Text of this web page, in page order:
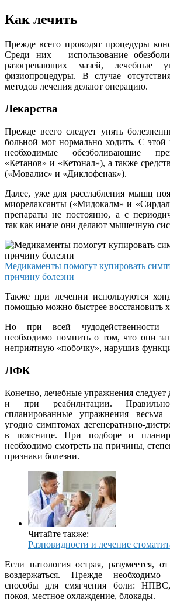
Как лечить
Прежде всего проводят процедуры
Среди них – использование
разогревающих мазей, лечебные
физиопроцедуры. В случае
методов лечения делают операцию.
Лекарства
Прежде всего следует унять
больной мог нормально ходить. С этой
необходимые обезболивающие
«Кетанов» и «Кетонал»), а также
(«Мовалис» и «Диклофенак»).
Далее, уже для расслабления мышц
миорелаксанты («Мидокалм» и
препараты не постоянно, а с
так как иначе они делают мышечную
Медикаменты помогут купировать
причину болезни
Также при лечении используются
помощью можно быстрее восстановить
Но при всей чудодейственности
необходимо помнить о том, что они
неприятную «побочку», нарушив
ЛФК
Конечно, лечебные упражнения следует
и при реабилитации.
спланированные упражнения
угодно симптомах дегенеративно-
в пояснице. При подборе и
необходимо смотреть на причины,
признаки болезни.
Читайте также:
Разновидности и лечение
Если патология острая, разумеется,
воздержаться. Прежде необходимо
способы для смягчения боли: НПВС,
покоя, местное охлаждение, блокады.